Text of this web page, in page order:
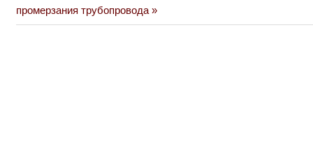
записям
Post:
промерзания трубопровода